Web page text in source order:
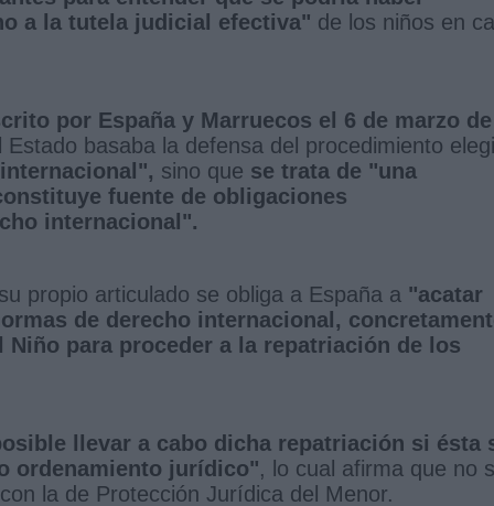
a la tutela judicial efectiva" de los niños en
por España y Marruecos el 6 de marzo de
basaba la defensa del procedimiento
sino que se trata de "una
fuente de obligaciones
internacional".
propio articulado se obliga a España a "acatar
de derecho internacional,
para proceder a la repatriación de los
llevar a cabo dicha repatriación si ésta
ordenamiento jurídico", lo cual afirma que no
la de Protección Jurídica del Menor.